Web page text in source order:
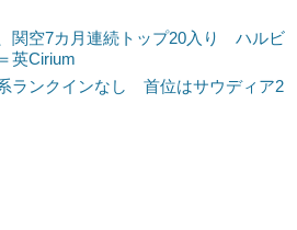
関空7カ月連続トップ20入り ハルビ
英Cirium
ランクインなし 首位はサウディア2